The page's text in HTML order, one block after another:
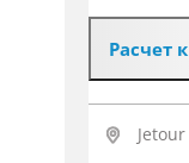
Расчет